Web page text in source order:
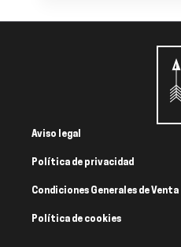
Aviso legal
Política de privacidad
Condiciones Generales de Venta
Política de cookies